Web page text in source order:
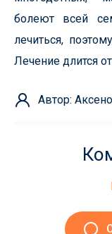
болеют всей
лечиться,
Лечение длится
Автор: